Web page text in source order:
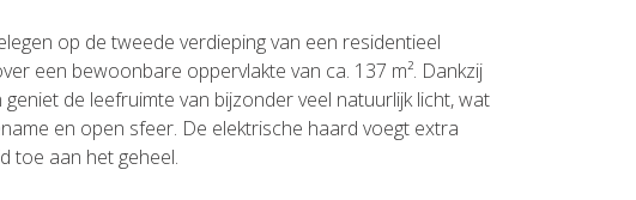
op de tweede verdieping van een residentieel
een bewoonbare oppervlakte van ca. 137 m². Dankzij
de leefruimte van bijzonder veel natuurlijk licht, wat
en open sfeer. De elektrische haard voegt extra
toe aan het geheel.